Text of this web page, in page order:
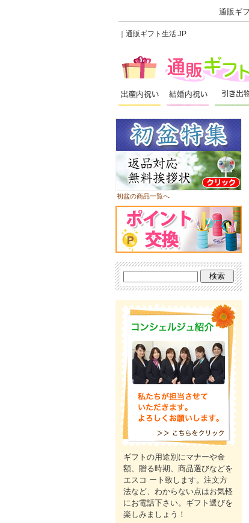
通販ギ
｜通販ギフト生活.JP
初盆の商品一覧へ
ギフトの用途別にマナーや金
額、贈る時期、商品選びなどを
エスコ ート致します。注文方
法など、わからない点はお気軽
にお電話下さい。ギフト選びを
楽しみましょう！